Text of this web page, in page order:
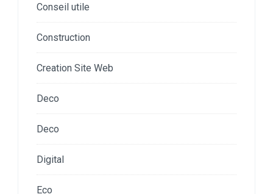
Conseil utile
Construction
Creation Site Web
Deco
Deco
Digital
Eco